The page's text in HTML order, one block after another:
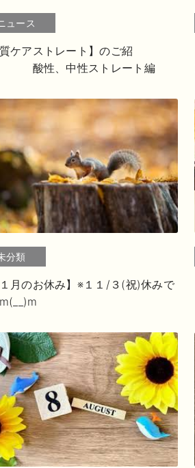
ュース
質ケアストレート】のご紹
性、中性ストレート編
分類
１月のお休み】※１１/３(祝)休みで